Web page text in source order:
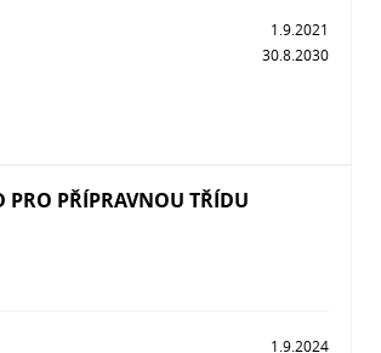
1.9.2021
30.8.2030
PRO PŘÍPRAVNOU TŘÍDU
1.9.2024